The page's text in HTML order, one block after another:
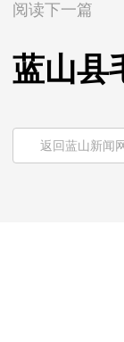
阅读下一篇
蓝山县
返回蓝山新闻